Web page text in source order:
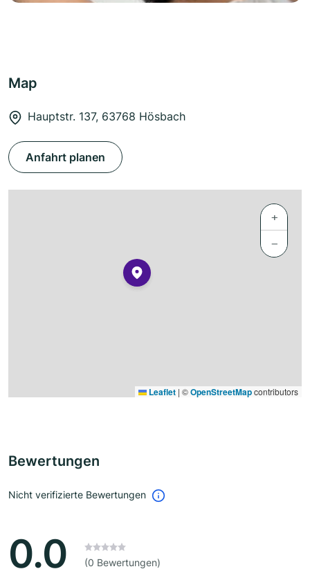
Map
Hauptstr. 137, 63768 Hösbach
Anfahrt planen
+
−
Leaflet | ©OpenStreetMapcontributors
Bewertungen
Nicht verifizierte Bewertungen
0.0 (0 Bewertungen)